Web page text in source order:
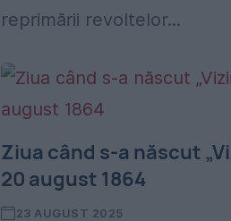
reprimării revoltelor...
Ziua când s-a născut
20 august 1864
23 AUGUST 2025